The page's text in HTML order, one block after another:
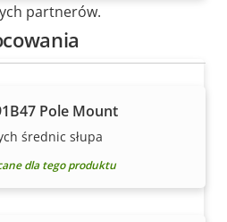
Pole Mount
średnic słupa
dla tego produktu
partnerów.